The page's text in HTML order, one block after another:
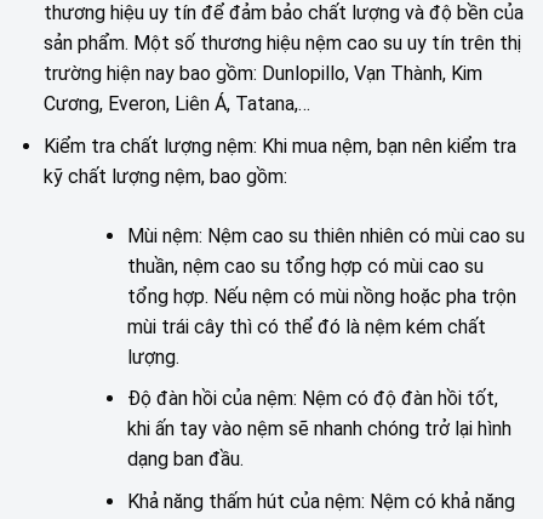
thương hiệu uy tín để đảm bảo chất lượng và độ bền của
sản phẩm. Một số thương hiệu nệm cao su uy tín trên thị
trường hiện nay bao gồm: Dunlopillo, Vạn Thành, Kim
Cương, Everon, Liên Á, Tatana,…
Kiểm tra chất lượng nệm: Khi mua nệm, bạn nên kiểm tra
kỹ chất lượng nệm, bao gồm:
Mùi nệm: Nệm cao su thiên nhiên có mùi cao su
thuần, nệm cao su tổng hợp có mùi cao su
tổng hợp. Nếu nệm có mùi nồng hoặc pha trộn
mùi trái cây thì có thể đó là nệm kém chất
lượng.
Độ đàn hồi của nệm: Nệm có độ đàn hồi tốt,
khi ấn tay vào nệm sẽ nhanh chóng trở lại hình
dạng ban đầu.
Khả năng thấm hút của nệm: Nệm có khả năng